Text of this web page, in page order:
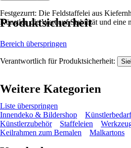
Festgezurrt: Die Feldstaffelei aus
Künstler, die Wert auf Stabilität und eine
Produktsicherheit
Bereich überspringen
Verantwortlich für Produktsicherheit:
Weitere Kategorien
Liste überspringen
Innendeko & Bildershop
Künstlerzubehör
Staffeleien
Keilrahmen zum Bemalen
Malkartons